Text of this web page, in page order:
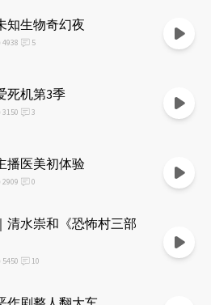
知生物奇幻夜
4938 5
死机第3季
3150 3
播医美初体验
2909 0
清水崇和《恐怖村三部
5450 10